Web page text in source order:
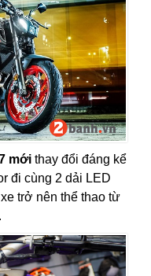
mới thay đổi đáng kể
đi cùng 2 dải LED
trở nên thể thao từ